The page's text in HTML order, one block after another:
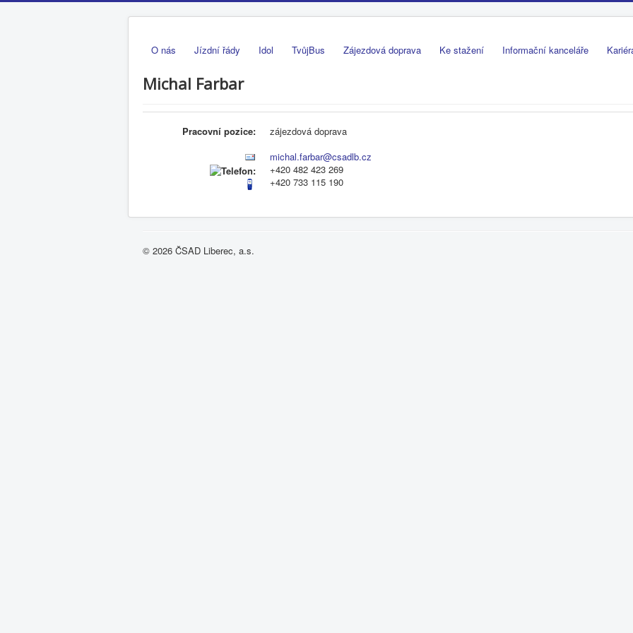
O nás Jízdní řády Idol TvůjBus Zájezdová doprava Ke stažení Informační kanceláře
Michal Farbar
Pracovní pozice:
zájezdová doprava
michal.farbar@csadlb.cz
+420 482 423 269
+420 733 115 190
© 2026 ČSAD Liberec, a.s.